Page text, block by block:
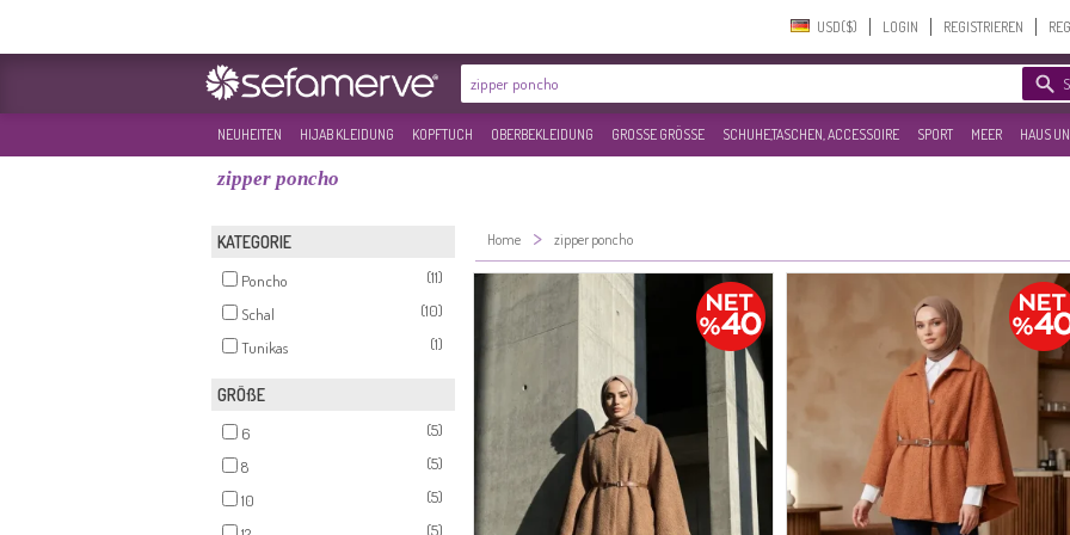
USD($)‎ LOGIN REGISTRIEREN
NEUHEITEN HIJAB KLEIDUNG KOPFTUCH OBERBEKLEIDUNG GROSSE GRÖSSE SCHUHE,TASCHEN, ACCESSOIRE SPORT MEER HAUS
zipper poncho
KATEGORIE
Poncho
(11)
Schal
(10)
Tunikas
(1)
GRÖßE
6
(5)
8
(5)
10
(5)
(5)
Home > zipper poncho